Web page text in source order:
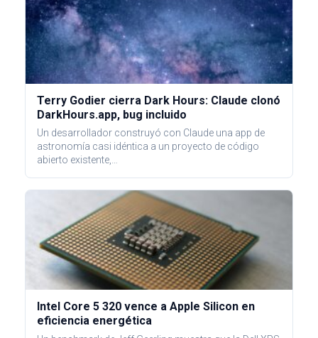
Terry Godier cierra Dark Hours: Claude clonó
DarkHours.app, bug incluido
Un desarrollador construyó con Claude una app de
astronomía casi idéntica a un proyecto de código
abierto existente,…
Intel Core 5 320 vence a Apple Silicon en
eficiencia energética